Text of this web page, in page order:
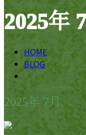
メールフォーム
2025年
HOME
BLOG
2025年 7月